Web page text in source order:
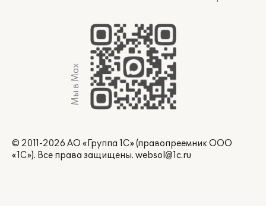
Мы в Max
© 2011-2026 АО «Группа 1С» (правопреемник ООО
«1С»). Все права защищены. websol@1c.ru